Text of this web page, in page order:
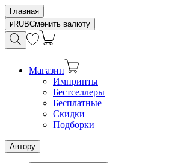
Главная
RUBСменить валюту
Магазин
Импринты
Бестселлеры
Бесплатные
Скидки
Подборки
Автору